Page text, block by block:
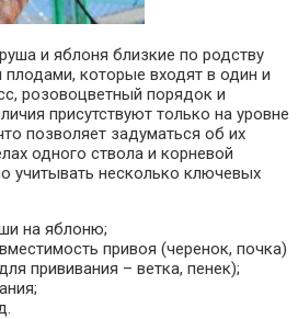
и яблоня близкие по родству
которые входят в один и
розовоцветный порядок и
присутствуют только на уровне
позволяет задуматься об их
одного ствола и корневой
учитывать несколько ключевых
на яблоню;
привоя (черенок, почка)
прививания – ветка, пенек);